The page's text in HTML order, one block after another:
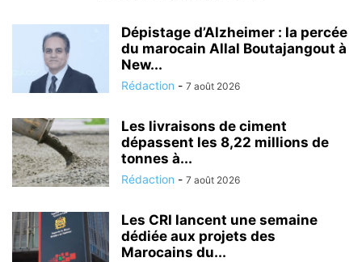
Dépistage d’Alzheimer : la percée
du marocain Allal Boutajangout à
New...
Rédaction - 7 août 2026
Les livraisons de ciment
dépassent les 8,22 millions de
tonnes à...
Rédaction - 7 août 2026
Les CRI lancent une semaine
dédiée aux projets des
Marocains du...